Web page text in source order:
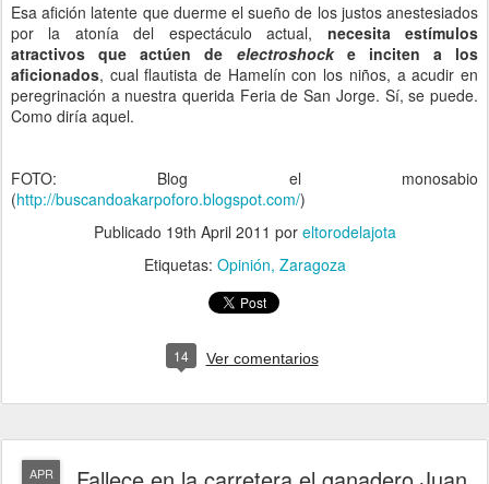
Esa afición latente que duerme el sueño de los justos anestesiados
por la atonía del espectáculo actual, necesita estímulos
atractivos que actúen de electroshocke inciten a los
aficionados, cual flautista de Hamelín con los niños, a acudir en
peregrinación a nuestra querida Feria de San Jorge. Sí, se puede.
Como diría aquel.
FOTO: Blog el monosabio
(http://buscandoakarpoforo.blogspot.com/)
Publicado 19th April 2011 por eltorodelajota
Etiquetas: Opinión Zaragoza
14 Ver comentarios
APR